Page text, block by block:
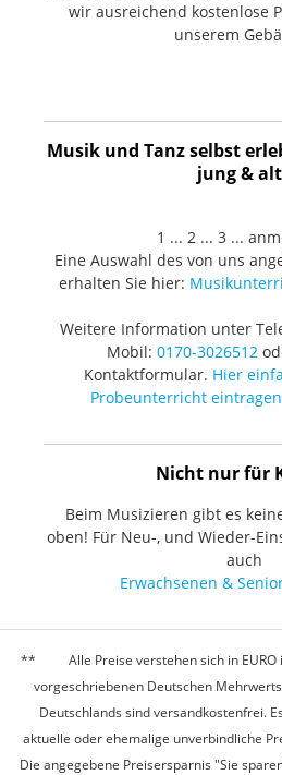
wir ausreichend kostenlose
unserem
Musik und Tanz selbst
jung &
1 ... 2 ... 3 ...
Eine Auswahl des von uns
erhalten Sie hier:
Weitere Information unter
Mobil: 0170-3026512
Kontaktformular. Hier
Probeunterricht
Nicht nur für
Beim Musizieren gibt es
oben! Für Neu-, und Wieder-
auch
Erwachsenen &
Alle Preise verstehen sich in
vorgeschriebenen Deutschen
Deutschlands sind versandkostenfrei.
aktuelle oder ehemalige unverbindliche
Die angegebene Preisersparnis "Sie